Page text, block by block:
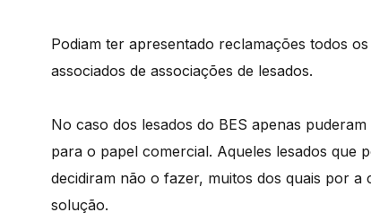
Podiam ter apresentado reclamações todos
associados de associações de lesados.
No caso dos lesados do BES apenas
para o papel comercial. Aqueles lesados que
decidiram não o fazer, muitos dos quais por
solução.